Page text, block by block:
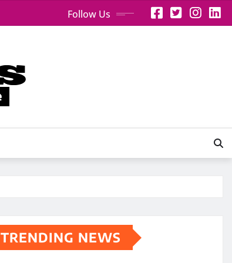
Follow Us
TRENDING NEWS